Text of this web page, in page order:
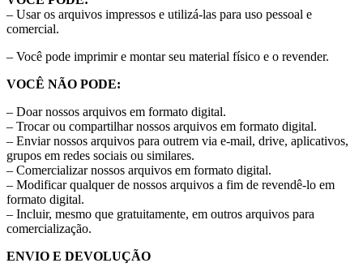
– Usar os arquivos impressos e utilizá-las para uso pessoal e
comercial.
– Você pode imprimir e montar seu material físico e o revender.
VOCÊ NÃO PODE:
– Doar nossos arquivos em formato digital.
– Trocar ou compartilhar nossos arquivos em formato digital.
– Enviar nossos arquivos para outrem via e-mail, drive, aplicativos,
grupos em redes sociais ou similares.
– Comercializar nossos arquivos em formato digital.
– Modificar qualquer de nossos arquivos a fim de revendê-lo em
formato digital.
– Incluir, mesmo que gratuitamente, em outros arquivos para
comercialização.
ENVIO E DEVOLUÇÃO